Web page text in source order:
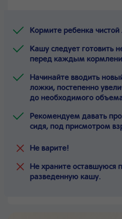
Кормите ребенка
Кашу следует готовить
перед каждым
Начинайте вводить
ложки, постепенно
до необходимого
Рекомендуем давать
сидя, под присмотром
Не варите!
Не храните оставшуюся
разведенную кашу.